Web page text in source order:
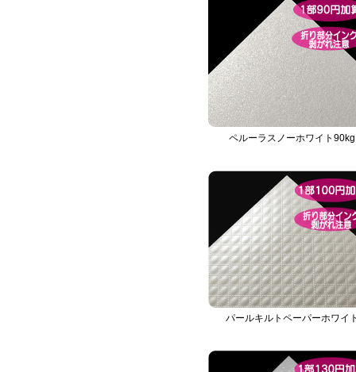
ペルーラスノーホワイト90kg
パールキルトペーパーホワイ